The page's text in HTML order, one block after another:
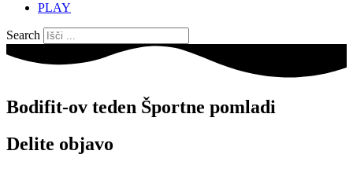
PLAY
Search
Bodifit-ov teden Športne pomladi
Delite objavo